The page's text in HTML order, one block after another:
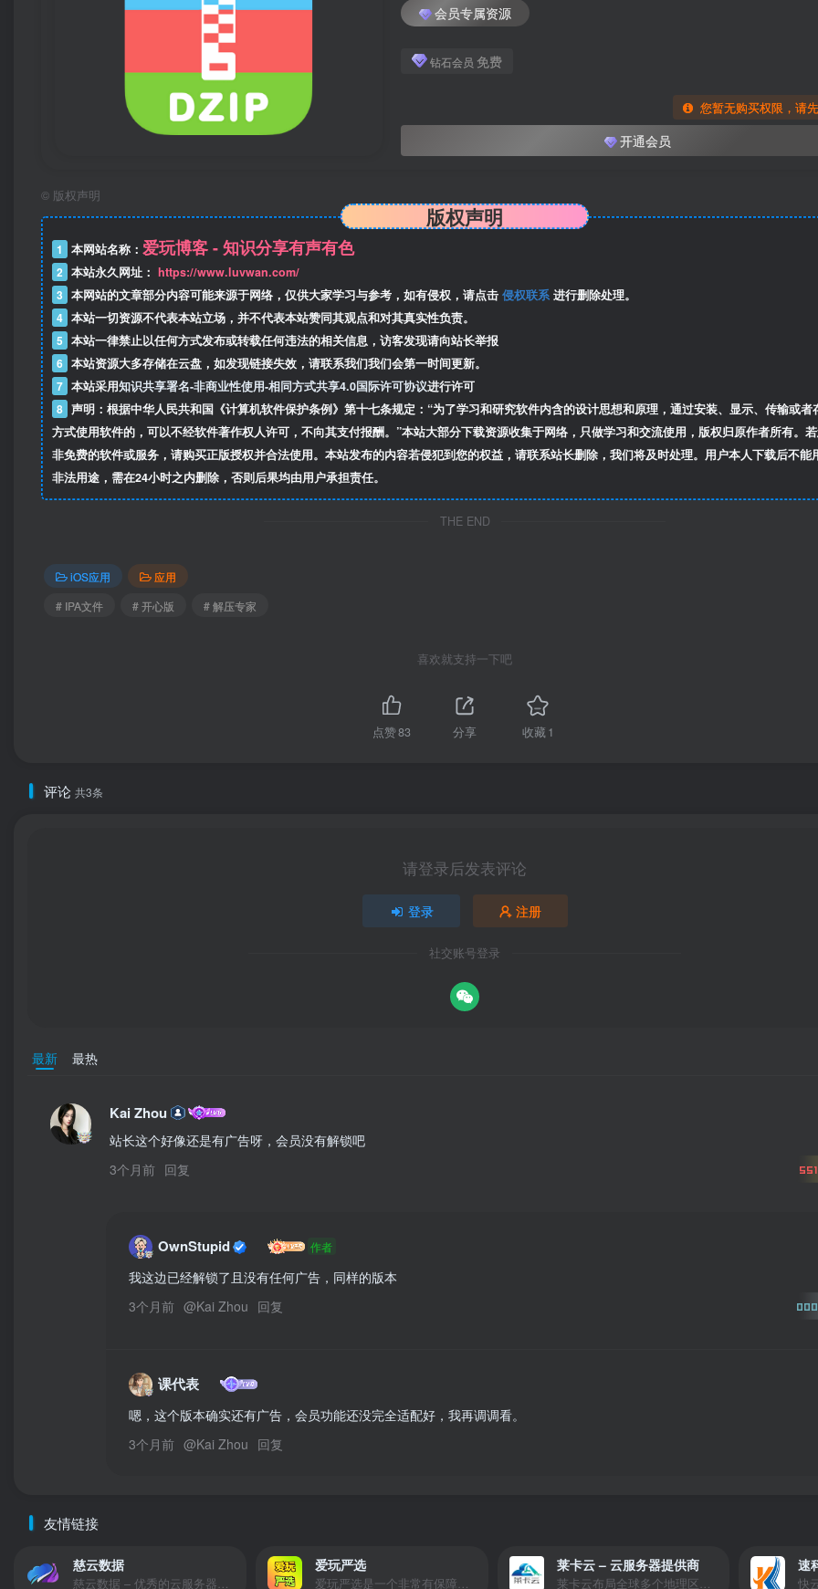
会员专属资源
钻石会员 免费
您暂无购买权限，请
开通会员
© 版权声明
版权声明
1 本网站名称： 爱玩博客 - 知识分享有声有色
2 本站永久网址： https://www.luvwan.com/
3 本网站的文章部分内容可能来源于网络，仅供大家学习与参考，如有侵权，请点击 侵权联系 进行删除处理。
4 本站一切资源不代表本站立场，并不代表本站赞同其观点和对其真实性负责。
5 本站一律禁止以任何方式发布或转载任何违法的相关信息，访客发现请向站长举报
6 本站资源大多存储在云盘，如发现链接失效，请联系我们我们会第一时间更新。
7 本站采用知识共享署名-非商业性使用-相同方式共享4.0国际许可协议进行许可
8 声明：根据中华人民共和国《计算机软件保护条例》第十七条规定：“为了学习和研究软件内含的设计思想和原理，通过安装、显示、传输或者
方式使用软件的，可以不经软件著作权人许可，不向其支付报酬。”本站大部分下载资源收集于网络，只做学习和交流使用，版权归原作者所有。
非免费的软件或服务，请购买正版授权并合法使用。本站发布的内容若侵犯到您的权益，请联系站长删除，我们将及时处理。用户本人下载后不能
非法用途，需在24小时之内删除，否则后果均由用户承担责任。
THE END
iOS应用
应用
# IPA文件
# 开心版 # 解压专家
喜欢就支持一下吧
点赞83 分享 收藏1
评论 共3条
请登录后发表评论
登录 注册
社交账号登录
最新 最热
Kai Zhou
站长这个好像还是有广告呀，会员没有解锁吧
3个月前 回复
OwnStupid 作者
我这边已经解锁了且没有任何广告，同样的版本
3个月前 @Kai Zhou 回复
课代表
嗯，这个版本确实还有广告，会员功能还没完全适配好，我再调调看。
3个月前 @Kai Zhou 回复
友情链接
慈云数据
慈云数据 – 优秀的云服务器服务商，提供最具有性价比的产品。慈云数据是开发者必不可少的良心云
爱玩严选
爱玩严选是一个非常有保障且性价比极高的虚拟商城，包括但不限于苹果证书、技术指导、会员充值等多种虚拟服务！
莱卡云 – 云服务器提供商
莱卡云布局全球多个地理区域。提供服务有：境外云服务器、国内云服务器、独立服务器、服务器托管、CDN、SSL证书、游戏服务器等业务。
速